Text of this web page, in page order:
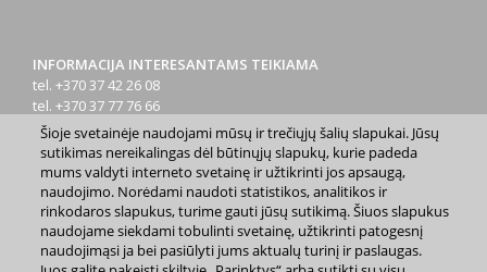
INFORMACIJA INTERESANTAMS TEIKIAMA
tel. +370 37 42 26 08
tel. +370 37 77 76 66
tel. +370 660 07000
el. p.info@kaunas.lt
Šioje svetainėje naudojami mūsų ir trečiųjų šalių slapukai. Jūsų
sutikimas nereikalingas dėl būtinųjų slapukų, kurie padeda
mums valdyti interneto svetainę ir užtikrinti jos apsaugą,
naudojimo. Norėdami naudoti statistikos, analitikos ir
rinkodaros slapukus, turime gauti jūsų sutikimą. Šiuos slapukus
naudojame siekdami tobulinti svetainę, užtikrinti patogesnį
naudojimąsi ja bei pasiūlyti jums aktualų turinį ir paslaugas.